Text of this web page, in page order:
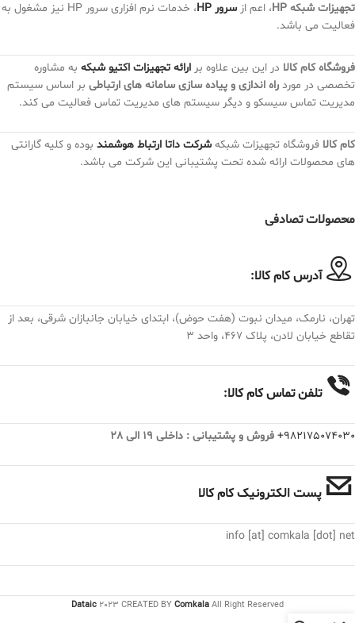
تجهیزات شبکه HP
، اعم از سرور HP
، خدمات نرم افزاری سرور HP نیز مشغول به
فعالیت می باشد.
فروشگاه کام کالا در این بین علاوه بر ارائه تجهیزات اکتیو شبکه به مشاوره
تخصصی در مورد راه اندازی و پیاده سازی سامانه های ارتباطی بر اساس سیستم
مدیریت تماس سیسکو و دیگر سیستم های مدیریت تماس فعالیت می کند.
کام کالا فروشگاه تجهیزات شبکه شرکت داتا ارتباط هوشمند بوده و کلیه گارانتی
های محصولات ارائه شده تحت پشتیبانی این شرکت می باشد.
محصولات تصادفی
آدرس کام کالا:
تهران، نارمک، میدان نبوت (هفت حوض)، ابتدای خیابان جانبازان شرقی، بعد از
تقاطع خیابان لادن، پلاک ۴۶۷، واحد ۳
تلفن تماس کام کالا:
982175074030+ فروش و پشتیبانی : داخلی 19 الی 28
پست الکترونیک کام کالا
info [at] comkala [dot] net
Dataic 2023 CREATED BY Comkala All Right Reserved